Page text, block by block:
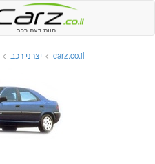
חוות דעת רכב
carz.co.il
> יצרני רכב >